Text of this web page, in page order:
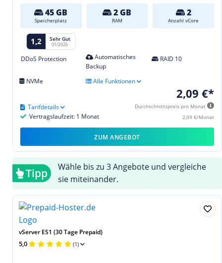
45 GB
Speicherplatz
2 GB
RAM
2
Anzahl vCore
1,2 Sehr Gut
01/2026
DDoS Protection
Automatisches
Backup
RAID 10
NVMe Alle Funktionen
2,09 €*
Durchschnittspreis pro Monat
2,09 €/Monat
Vertragslaufzeit: 1 Monat
Tarifdetails
ZUM ANGEBOT
Tipp
Wähle bis zu 3 Angebote und vergleiche
sie miteinander.
vServer ES1 (30 Tage Prepaid)
5,0 (1)